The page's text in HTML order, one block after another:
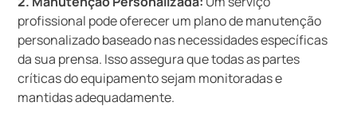
profissional pode oferecer um plano de manutenção
personalizado baseado nas necessidades específicas
da sua prensa. Isso assegura que todas as partes
críticas do equipamento sejam monitoradas e
mantidas adequadamente.